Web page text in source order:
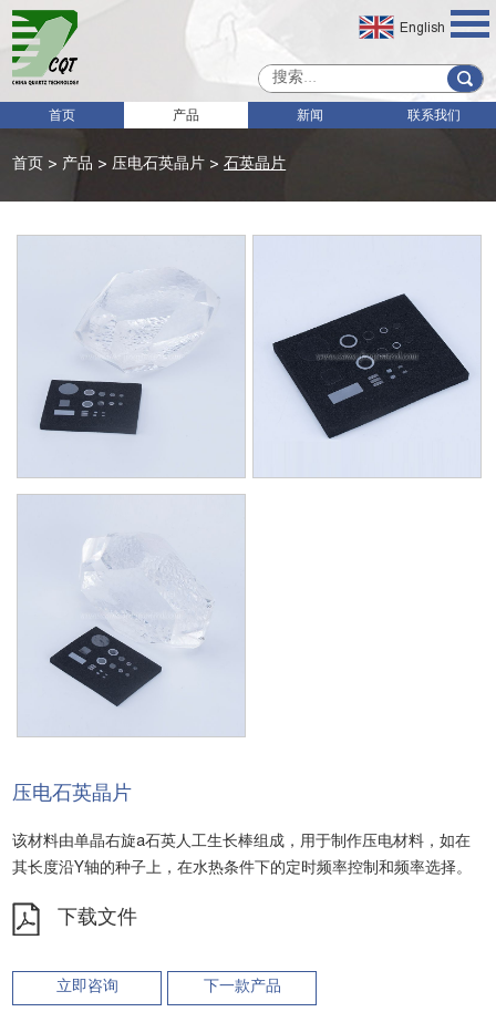
English
首页 产品 新闻 联系我们
首页 > 产品 >压电石英晶片 >石英晶片
压电石英晶片
该材料由单晶右旋a石英人工生长棒组成，用于制作压电材料，如在
其长度沿Y轴的种子上，在水热条件下的定时频率控制和频率选择。
下载文件
立即咨询 下一款产品